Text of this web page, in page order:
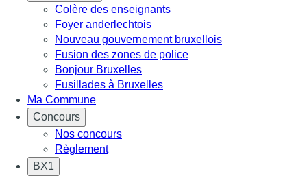
Colère des enseignants
Foyer anderlechtois
Nouveau gouvernement bruxellois
Fusion des zones de police
Bonjour Bruxelles
Fusillades à Bruxelles
Ma Commune
Concours
Nos concours
Règlement
BX1